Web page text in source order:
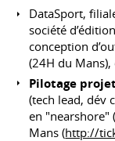
DataSport,
société
conception
(24H du Mans),
Pilotage
(tech lead, dév
en "nearshore"
Mans (http://